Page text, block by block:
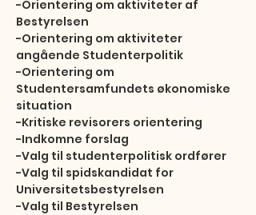
-Orientering om aktiviteter af
Bestyrelsen
-Orientering om aktiviteter
angående Studenterpolitik
-Orientering om
Studentersamfundets økonomiske
situation
-Kritiske revisorers orientering
-Indkomne forslag
-Valg til studenterpolitisk ordfører
-Valg til spidskandidat for
Universitetsbestyrelsen
-Valg til Bestyrelsen